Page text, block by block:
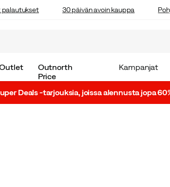
palautukset 30 päivän avoin kauppa
Outnorth
Price
Kampanjat
Deals -tarjouksia, joissa alennusta jopa